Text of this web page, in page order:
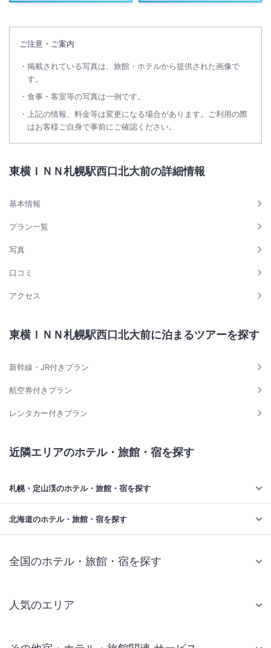
ご注意・ご案内
掲載されている写真は、旅館・ホテルから提供された画像で
す。
食事・客室等の写真は一例です。
上記の情報、料金等は変更になる場合があります。ご利用の際
はお客様ご自身で事前にご確認ください。
東横ＩＮＮ札幌駅西口北大前の詳細情報
基本情報
プラン一覧
写真
口コミ
アクセス
東横ＩＮＮ札幌駅西口北大前に泊まるツアーを探す
新幹線・JR付きプラン
航空券付きプラン
レンタカー付きプラン
近隣エリアのホテル・旅館・宿を探す
札幌・定山渓のホテル・旅館・宿を探す
北海道のホテル・旅館・宿を探す
全国のホテル・旅館・宿を探す
人気のエリア